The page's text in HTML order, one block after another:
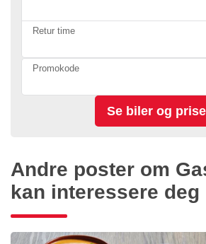
Retur time
Promokode
Andre poster om
kan interessere deg